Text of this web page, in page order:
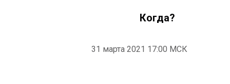
Когда?
31 марта 2021 17:00 МСК